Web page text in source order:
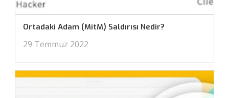
Ortadaki Adam (MitM) Saldırısı Nedir?
29 Temmuz 2022